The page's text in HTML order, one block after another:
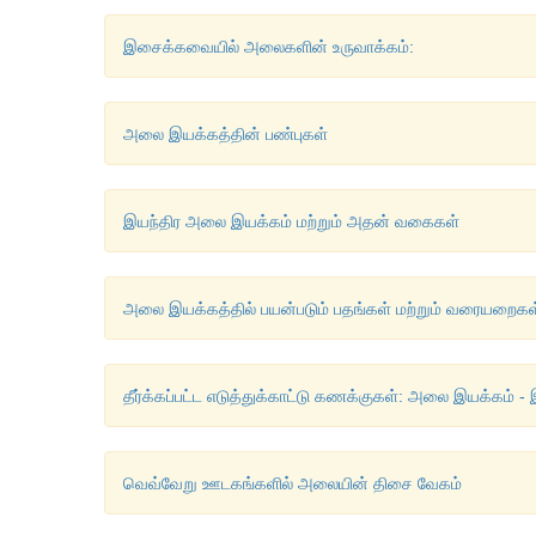
இசைக்கவையில் அலைகளின் உருவாக்கம்:
அலை இயக்கத்தின் பண்புகள்
இயந்திர அலை இயக்கம் மற்றும் அதன் வகைகள்
அலை இயக்கத்தில் பயன்படும் பதங்கள் மற்றும்
தீர்க்கப்பட்ட எடுத்துக்காட்டு கணக்குகள்: அலை இயக்கம் -
வெவ்வேறு ஊடகங்களில் அலையின் திசை வேகம்